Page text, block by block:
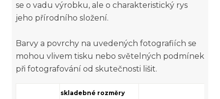
se o vadu výrobku, ale o charakteristický rys
jeho přírodního složení.
Barvy a povrchy na uvedených fotografiích se
mohou vlivem tisku nebo světelných podmínek
při fotografování od skutečnosti lišit.
skladebné rozměry